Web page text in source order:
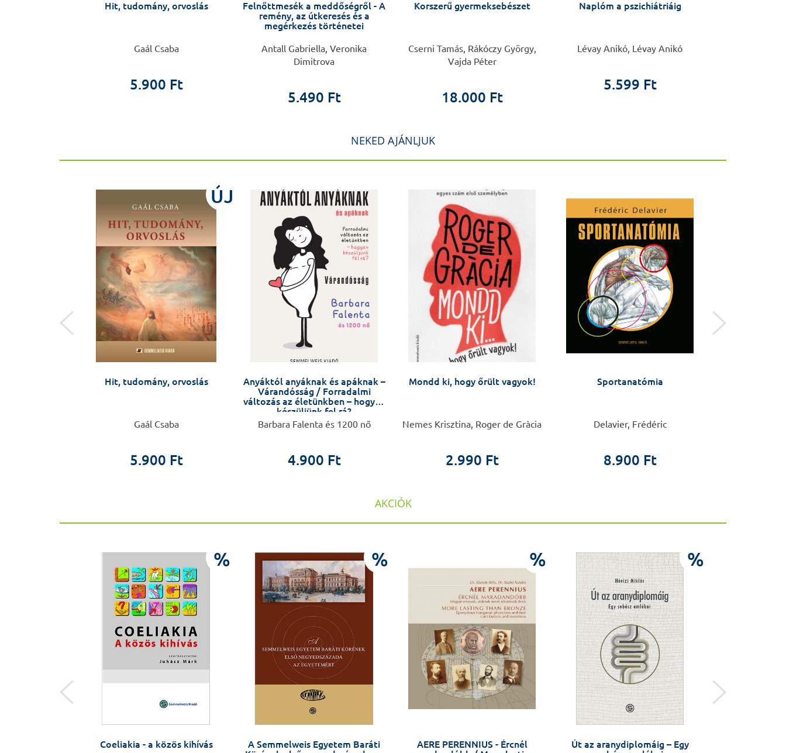
Hit, tudomány, orvoslás
Gaál Csaba
5.900 Ft
Felnőttmesék a meddőségről - A
remény, az útkeresés és a
megérkezés történetei
Antall Gabriella, Veronika
Dimitrova
5.490 Ft
Korszerű gyermeksebészet
Cserni Tamás, Rákóczy György,
Vajda Péter
18.000 Ft
Naplóm a pszichiátriáig
Lévay Anikó, Lévay Anikó
5.599 Ft
NEKED AJÁNLJUK
ÚJ
Hit, tudomány, orvoslás
Gaál Csaba
5.900 Ft
Anyáktól anyáknak és apáknak –
Várandósság / Forradalmi
változás az életünkben – hogyan
készüljünk fel rá?
Barbara Falenta és 1200 nő
4.900 Ft
Mondd ki, hogy őrült vagyok!
Nemes Krisztina, Roger de Gràcia
2.990 Ft
Sportanatómia
Delavier, Frédéric
8.900 Ft
AKCIÓK
%
Coeliakia - a közös kihívás
%
A Semmelweis Egyetem Baráti
%
AERE PERENNIUS - Ércnél
%
Út az aranydiplomáig – Egy